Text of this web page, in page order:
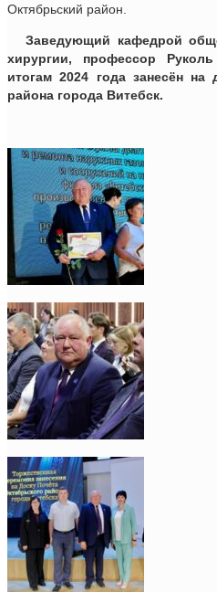
Октябрьский район.
Заведующий кафедрой
хирургии, профессор
итогам 2024 года занесён на
района города Витебск.